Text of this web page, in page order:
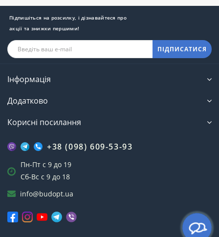
Підпишіться на розсилку, і дізнавайтеся про
акції та знижки першими!
ПІДПИСАТИСЯ
Інформація
Додатково
Корисні посилання
+38 (098) 609-53-93
Пн-Пт с 9 до 19
Сб-Вс с 9 до 18
info@budopt.ua